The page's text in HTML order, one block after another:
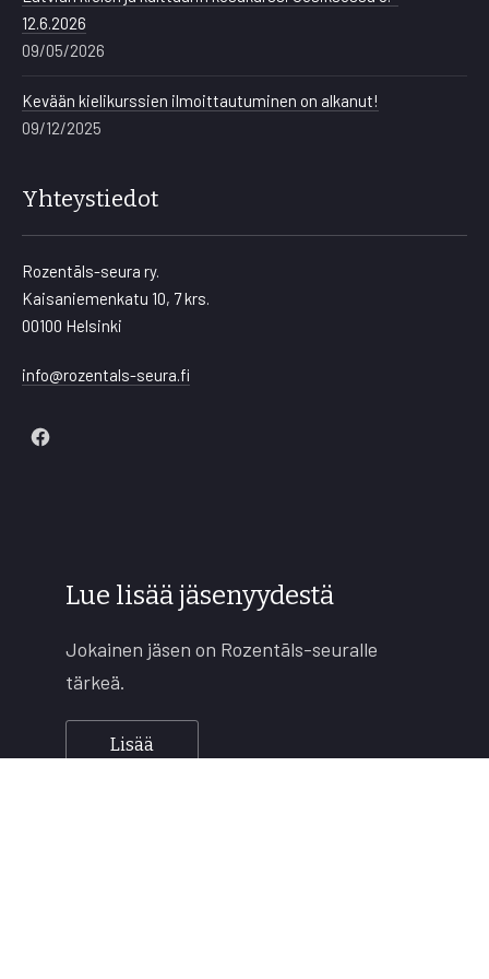
12.6.2026
09/05/2026
Kevään kielikurssien ilmoittautuminen on alkanut!
09/12/2025
Yhteystiedot
Rozentāls-seura ry.
Kaisaniemenkatu 10, 7 krs.
00100 Helsinki
info@rozentals-seura.fi
New
Lue lisää jäsenyydestä
Jokainen jäsen on Rozentāls-seuralle
tärkeä.
Lisää